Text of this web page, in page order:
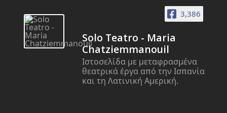
3,386
Solo Teatro - Maria
Chatziemmanouil
Ιστοσελίδα με μεταφρασμένα
θεατρικά έργα από την Ισπανία
και τη Λατινική Αμερική.